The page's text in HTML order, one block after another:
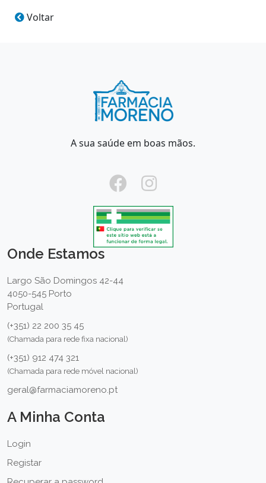
Voltar
A sua saúde em boas mãos.
Onde Estamos
Largo São Domingos 42-44
4050-545 Porto
Portugal
(+351) 22 200 35 45
(Chamada para rede fixa nacional)
(+351) 912 474 321
(Chamada para rede móvel nacional)
geral@farmaciamoreno.pt
A Minha Conta
Login
Registar